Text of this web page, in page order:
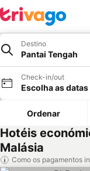
Destino
Pantai Tengah
Check-in/out
Escolha as datas
Ordenar
Hotéis
Malásia
Como os pagamentos